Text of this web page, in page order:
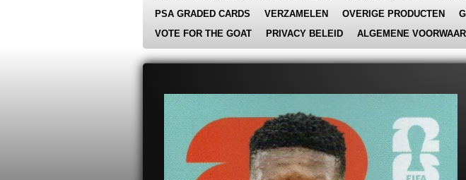
PSA GRADED CARDS
VERZAMELEN OVERIGE PRODUCTEN
VOTE FOR THE GOAT
PRIVACY BELEID ALGEMENE